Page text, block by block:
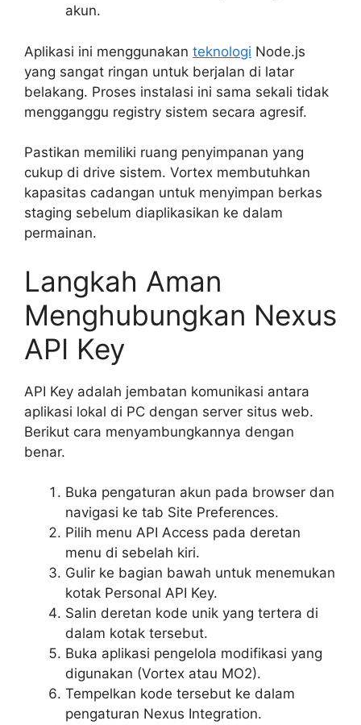
akun.
Aplikasi ini menggunakan teknologi Node.js
yang sangat ringan untuk berjalan di latar
belakang. Proses instalasi ini sama sekali tidak
mengganggu registry sistem secara agresif.
Pastikan memiliki ruang penyimpanan yang
cukup di drive sistem. Vortex membutuhkan
kapasitas cadangan untuk menyimpan berkas
staging sebelum diaplikasikan ke dalam
permainan.
Langkah Aman
Menghubungkan Nexus
API Key
API Key adalah jembatan komunikasi antara
aplikasi lokal di PC dengan server situs web.
Berikut cara menyambungkannya dengan
benar.
Buka pengaturan akun pada browser dan
navigasi ke tab Site Preferences.
Pilih menu API Access pada deretan
menu di sebelah kiri.
Gulir ke bagian bawah untuk menemukan
kotak Personal API Key.
Salin deretan kode unik yang tertera di
dalam kotak tersebut.
Buka aplikasi pengelola modifikasi yang
digunakan (Vortex atau MO2).
Tempelkan kode tersebut ke dalam
pengaturan Nexus Integration.